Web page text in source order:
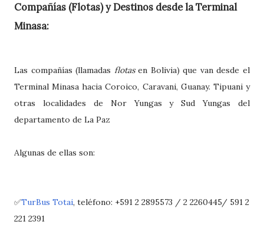
Compañías (Flotas) y Destinos desde la Terminal
Minasa:
Las compañías (llamadas flotasen Bolivia) que van desde el
Terminal Minasa hacia Coroico, Caravani, Guanay. Tipuani y
otras localidades de Nor Yungas y Sud Yungas del
departamento de La Paz
Algunas de ellas son:
✅TurBus Totai, teléfono: +591 2 2895573 / 2 2260445/ 591 2
221 2391